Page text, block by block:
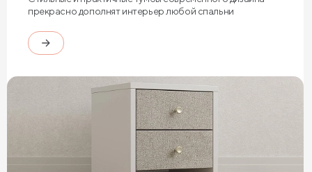
прекрасно дополнят интерьер любой спальни